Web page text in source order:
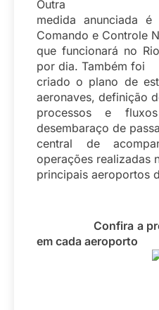
Outra
medida anunciada
Comando e Controle
que funcionará no
por dia. Também foi
criado o plano de
aeronaves, definição
processos e
desembaraço de
central de
operações realizadas
principais aeroportos
Confira a
em cada aeroporto